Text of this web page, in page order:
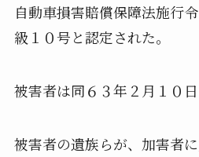
自動車損害賠償保障法施行
級１０号と認定された。
被害者は同６３年２月１０日
被害者の遺族らが、加害者